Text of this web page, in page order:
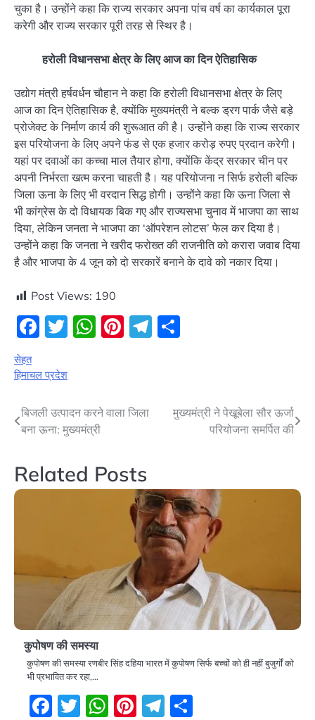
चुका है। उन्होंने कहा कि राज्य सरकार अपना पांच वर्ष का कार्यकाल पूरा
करेगी और राज्य सरकार पूरी तरह से स्थिर है।
हरोली विधानसभा क्षेत्र के लिए आज का दिन ऐतिहासिक
उद्योग मंत्री हर्षवर्धन चौहान ने कहा कि हरोली विधानसभा क्षेत्र के लिए
आज का दिन ऐतिहासिक है, क्योंकि मुख्यमंत्री ने बल्क ड्रग पार्क जैसे बड़े
प्रोजेक्ट के निर्माण कार्य की शुरूआत की है। उन्होंने कहा कि राज्य सरकार
इस परियोजना के लिए अपने फंड से एक हजार करोड़ रुपए प्रदान करेगी।
यहां पर दवाओं का कच्चा माल तैयार होगा, क्योंकि केंद्र सरकार चीन पर
अपनी निर्भरता खत्म करना चाहती है। यह परियोजना न सिर्फ हरोली बल्कि
जिला ऊना के लिए भी वरदान सिद्ध होगी। उन्होंने कहा कि ऊना जिला से
भी कांग्रेस के दो विधायक बिक गए और राज्यसभा चुनाव में भाजपा का साथ
दिया, लेकिन जनता ने भाजपा का ‘ऑपरेशन लोटस’ फेल कर दिया है।
उन्होंने कहा कि जनता ने खरीद फरोख्त की राजनीति को करारा जवाब दिया
है और भाजपा के 4 जून को दो सरकारें बनाने के दावे को नकार दिया।
Post Views: 190
Facebook
Twitter
WhatsApp
Pinterest
Telegram
सेहत
हिमाचल प्रदेश
Post
navigation
बिजली उत्पादन करने वाला जिला
बना ऊना: मुख्यमंत्री
मुख्यमंत्री ने पेखूबेला सौर ऊर्जा
परियोजना समर्पित की
Related Posts
कुपोषण की समस्या
कुपोषण की समस्या रणबीर सिंह दहिया भारत में कुपोषण सिर्फ बच्चों को ही नहीं बुजुर्गों को
भी प्रभावित कर रहा,…
Facebook
Twitter
WhatsApp
Pinterest
Telegram